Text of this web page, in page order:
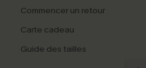
Commencer un retour
Carte cadeau
Guide des tailles
DE -15%